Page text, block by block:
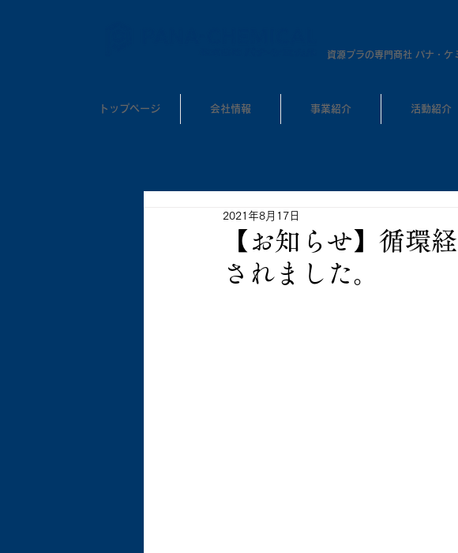
資源プラの専門商社 パナ・ケ
トップページ 会社情報 事業紹介 活動紹介
【お知らせ】循環
されました。
2021年8月17日